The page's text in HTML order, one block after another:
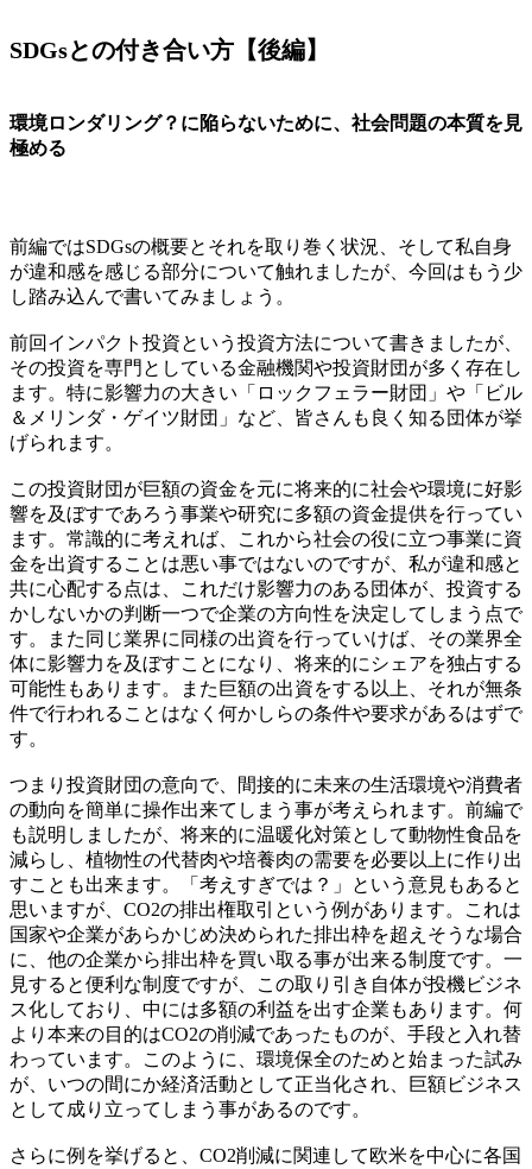
SDGsとの付き合い方【後編】
環境ロンダリング？に陥らないために、社会問題の本質を見
極める
前編ではSDGsの概要とそれを取り巻く状況、そして私自身
が違和感を感じる部分について触れましたが、今回はもう少
し踏み込んで書いてみましょう。
前回インパクト投資という投資方法について書きましたが、
その投資を専門としている金融機関や投資財団が多く存在し
ます。特に影響力の大きい「ロックフェラー財団」や「ビル
＆メリンダ・ゲイツ財団」など、皆さんも良く知る団体が挙
げられます。
この投資財団が巨額の資金を元に将来的に社会や環境に好影
響を及ぼすであろう事業や研究に多額の資金提供を行ってい
ます。常識的に考えれば、これから社会の役に立つ事業に資
金を出資することは悪い事ではないのですが、私が違和感と
共に心配する点は、これだけ影響力のある団体が、投資する
かしないかの判断一つで企業の方向性を決定してしまう点で
す。また同じ業界に同様の出資を行っていけば、その業界全
体に影響力を及ぼすことになり、将来的にシェアを独占する
可能性もあります。また巨額の出資をする以上、それが無条
件で行われることはなく何かしらの条件や要求があるはずで
す。
つまり投資財団の意向で、間接的に未来の生活環境や消費者
の動向を簡単に操作出来てしまう事が考えられます。前編で
も説明しましたが、将来的に温暖化対策として動物性食品を
減らし、植物性の代替肉や培養肉の需要を必要以上に作り出
すことも出来ます。「考えすぎでは？」という意見もあると
思いますが、CO2の排出権取引という例があります。これは
国家や企業があらかじめ決められた排出枠を超えそうな場合
に、他の企業から排出枠を買い取る事が出来る制度です。一
見すると便利な制度ですが、この取り引き自体が投機ビジネ
ス化しており、中には多額の利益を出す企業もあります。何
より本来の目的はCO2の削減であったものが、手段と入れ替
わっています。このように、環境保全のためと始まった試み
が、いつの間にか経済活動として正当化され、巨額ビジネス
として成り立ってしまう事があるのです。
さらに例を挙げると、CO2削減に関連して欧米を中心に各国